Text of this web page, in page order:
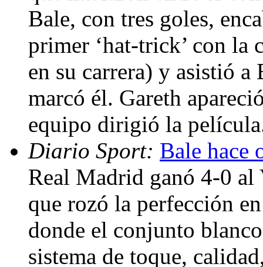
Bale, con tres goles,
primer ‘hat-trick’ con la
en su carrera) y asistió
marcó él. Gareth
equipo dirigió la
Diario Sport: Bale hace
Real Madrid ganó 4-0
que rozó la perfección
donde el conjunto
sistema de toque,